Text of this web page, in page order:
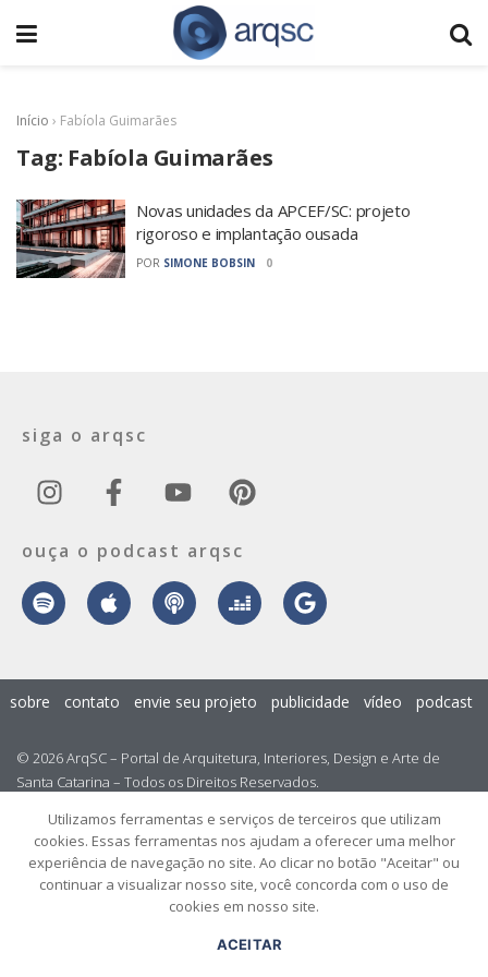
Início › Fabíola Guimarães
Tag: Fabíola Guimarães
Novas unidades da APCEF/SC: projeto
rigoroso e implantação ousada
POR SIMONE BOBSIN 0
siga o arqsc
ouça o podcast arqsc
© 2026 ArqSC – Portal de Arquitetura, Interiores, Design e Arte de
Santa Catarina – Todos os Direitos Reservados.
sobre contato envie seu projeto publicidade vídeo podcast
Utilizamos ferramentas e serviços de terceiros que utilizam
cookies. Essas ferramentas nos ajudam a oferecer uma melhor
experiência de navegação no site. Ao clicar no botão "Aceitar" ou
continuar a visualizar nosso site, você concorda com o uso de
cookies em nosso site.
ACEITAR